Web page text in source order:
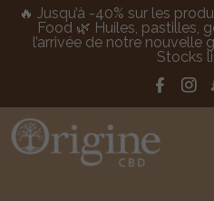
🔥 Jusqu’à -40% sur les
Food 🌿 Huiles, pastilles,
l’arrivée de notre nouvelle
Stocks